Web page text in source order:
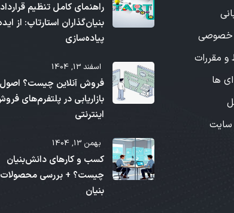
خصوصی
و مقررات
ها
سایت
راهنمای کامل تنظیم
بنیان‌گذاران استارتاپ: از
پیاده‌سازی
اسفند 13, 1404
فروش آنلاین چیست؟ اصول
بازاریابی در پلتفرم‌های
اینترنتی
بهمن 13, 1404
کسب و کارهای دانش‌بنیان
چیست؟ + بررسی
بنیان